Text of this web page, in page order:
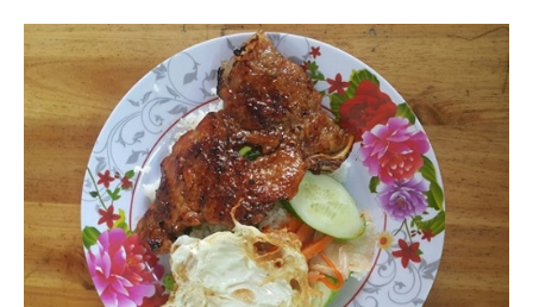
TOP QUÁN ĂN
ĐỊA ĐIỂM ĂN UỐNG HÀ NỘI